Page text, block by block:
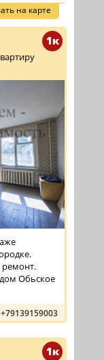
на карте
1к
ремонт.
Обьское
+79139159003
1к